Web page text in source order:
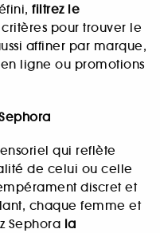
filtrez le
pour trouver le
affiner par marque,
ligne ou promotions
qui reflète
de celui ou celle
discret et
chaque femme et
Sephora la